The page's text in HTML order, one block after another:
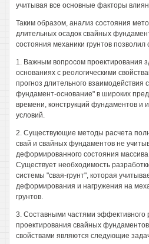
учитывая все основные факторы
Таким образом, анализ состояния
длительных осадок свайных
состояния механики грунтов
1. Важным вопросом проектирования
основаниях с реологическими
прогноз длительного взаимодействия
фундамент-основание" в широких
времени, конструкций фундаментов и
условий.
2. Существующие методы расчета
свай и свайных фундаментов не
деформированного состояния массива
Существует необходимость
системы "свая-грунт", которая
деформирования и нагружения на
грунтов.
3. Составными частями
проектирования свайных фундаментов
свойствами являются следующие